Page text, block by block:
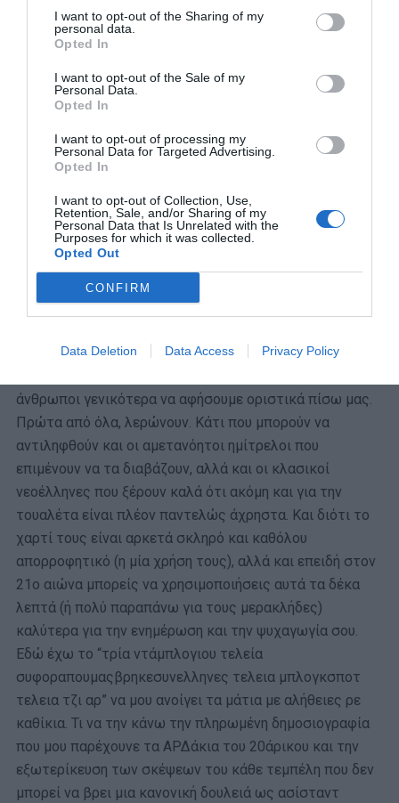
I want to opt-out of the Sharing of my
personal data.
Opted In
I want to opt-out of the Sale of my
Personal Data.
Opted In
I want to opt-out of processing my
Personal Data for Targeted Advertising.
Opted In
I want to opt-out of Collection, Use,
Retention, Sale, and/or Sharing of my
Personal Data that Is Unrelated with the
Purposes for which it was collected.
Opted Out
CONFIRM
Data Deletion Data Access Privacy Policy
Βιβλίο-εφημερίδα
Πρόκειται για δύο αναχρονιστικά αντικείμενα,
άνθρωποι γενικότερα να αφήσουμε οριστικά πίσω μας.
Πρώτα από όλα, λερώνουν. Κάτι που μπορούν να
αντιληφθούν και οι αμετανόητοι ημίτρελοι που
επιμένουν να τα διαβάζουν, αλλά και οι κλασικοί
νεοέλληνες που ξέρουν καλά ότι ακόμη και για την
τουαλέτα είναι πλέον παντελώς άχρηστα. Και διότι το
χαρτί τους είναι αρκετά σκληρό και καθόλου
απορροφητικό (η μία χρήση τους), αλλά και επειδή στον
21ο αιώνα μπορείς να χρησιμοποιήσεις αυτά τα δέκα
λεπτά (ή πολύ παραπάνω για τους μερακλήδες)
καλύτερα για την ενημέρωση και την ψυχαγωγία σου.
Εδώ έχω το “τρία ντάμπλογιου τελεία
συφοραπουμαςβρηκεσυνελληνες τελεια μπλογκσποτ
τελεια τζι αρ” να μου ανοίγει τα μάτια με αλήθειες ρε
καθίκια. Τι να την κάνω την πληρωμένη δημοσιογραφία
που μου παρέχουνε τα ΑΡΔάκια του 20άρικου και την
εξωτερίκευση των σκέψεων του κάθε τεμπέλη που δεν
μπορεί να βρει μια κανονική δουλειά ως ασίσταντ